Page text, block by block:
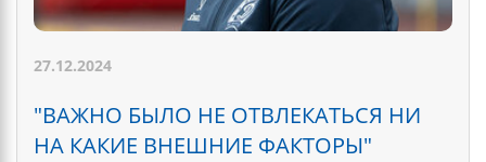
27.12.2024
"ВАЖНО БЫЛО НЕ ОТВЛЕКАТЬСЯ НИ
НА КАКИЕ ВНЕШНИЕ ФАКТОРЫ"